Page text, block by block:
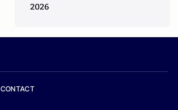
2026
CONTACT